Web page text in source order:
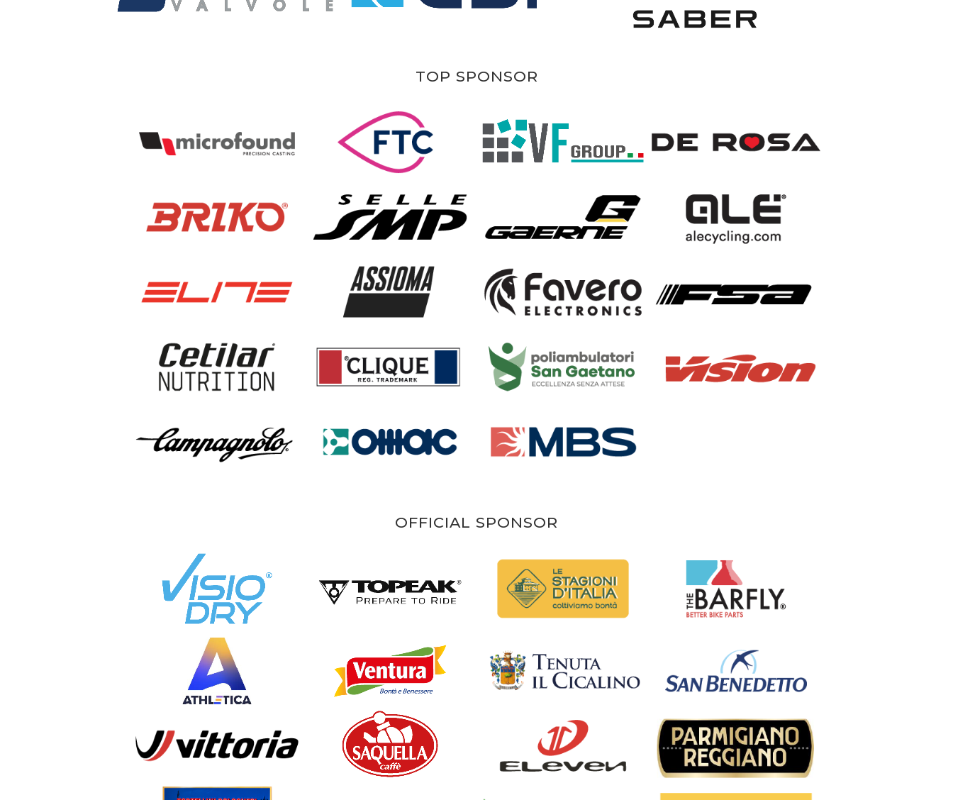
TOP SPONSOR
OFFICIAL SPONSOR